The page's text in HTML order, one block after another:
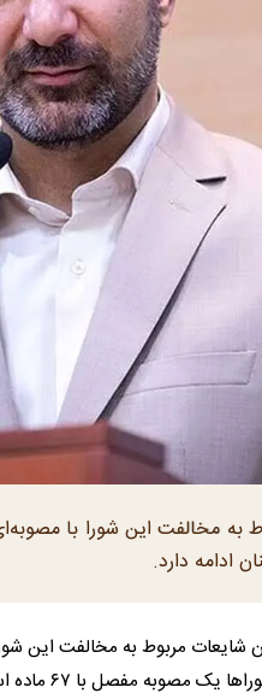
مخالفت این شورا با
ادامه دارد.
مربوط به مخالفت این
کرد و گفت